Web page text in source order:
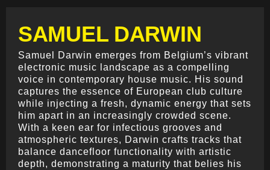
SAMUEL DARWIN
Samuel Darwin emerges from Belgium’s vibrant
electronic music landscape as a compelling
voice in contemporary house music. His sound
captures the essence of European club culture
while injecting a fresh, dynamic energy that sets
him apart in an increasingly crowded scene.
With a keen ear for infectious grooves and
atmospheric textures, Darwin crafts tracks that
balance dancefloor functionality with artistic
depth, demonstrating a maturity that belies his